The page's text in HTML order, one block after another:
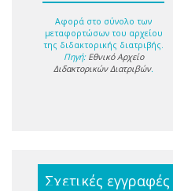
Αφορά στο σύνολο των
μεταφορτώσων του αρχείου
της διδακτορικής διατριβής.
Πηγή: Εθνικό Αρχείο
Διδακτορικών Διατριβών.
Σχετικές εγγραφές